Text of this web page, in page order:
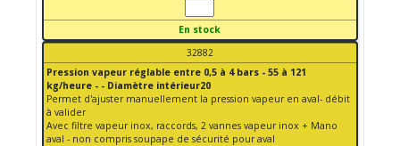
En stock
32882
Pression vapeur réglable entre 0,5 à 4 bars - 55 à 121
kg/heure - - Diamètre intérieur20
Permet d'ajuster manuellement la pression vapeur en aval- débit
à valider
Avec filtre vapeur inox, raccords, 2 vannes vapeur inox + Mano
aval - non compris soupape de sécurité pour aval